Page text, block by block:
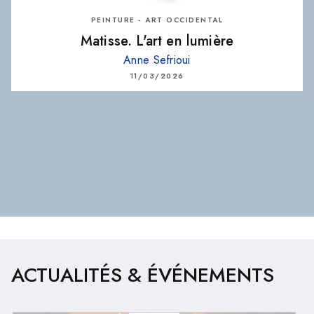
PEINTURE - ART OCCIDENTAL
Matisse. L'art en lumière
Anne Sefrioui
11/03/2026
ACTUALITÉS & ÉVÉNEMENTS